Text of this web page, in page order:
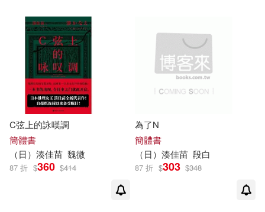
C弦上的詠嘆調
簡體書
（日） 湊佳苗 魏微
87 折 $360 $414
為了N
簡體書
（日） 湊佳苗 段白
87 折 $303 $348